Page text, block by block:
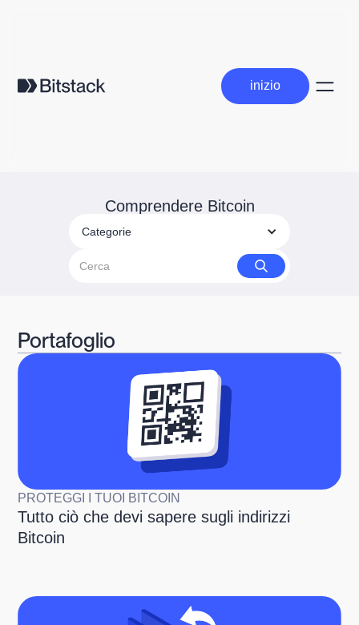
inizio
inizio
Comprendere Bitcoin
Categorie
Portafoglio
PROTEGGI I TUOI BITCOIN
Tutto ciò che devi sapere sugli indirizzi
Bitcoin